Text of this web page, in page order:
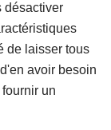
désactiver
de laisser tous
avoir besoin
un